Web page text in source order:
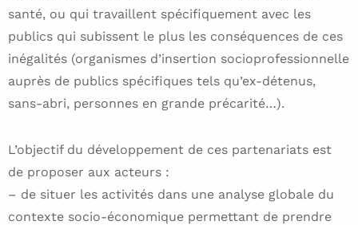
santé, ou qui travaillent spécifiquement avec les
publics qui subissent le plus les conséquences de ces
inégalités (organismes d’insertion socioprofessionnelle
auprès de publics spécifiques tels qu’ex-détenus,
sans-abri, personnes en grande précarité…).
L’objectif du développement de ces partenariats est
de proposer aux acteurs :
– de situer les activités dans une analyse globale du
contexte socio-économique permettant de prendre